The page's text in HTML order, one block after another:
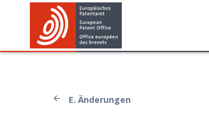
E. Änderungen